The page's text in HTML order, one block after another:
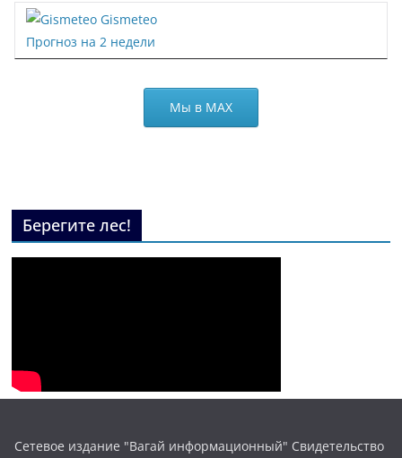
Gismeteo
Прогноз на 2 недели
Мы в МАХ
Берегите лес!
Сетевое издание "Вагай информационный" Свидетельство